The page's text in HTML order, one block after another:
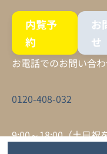
内覧予
約
お
せ
お電話でのお問い合
0120-408-032
9:00～18:00（土日祝